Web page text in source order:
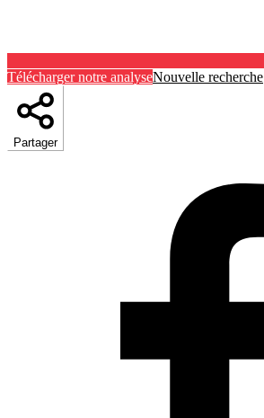
Télécharger notre analyseNouvelle recherche
Partager